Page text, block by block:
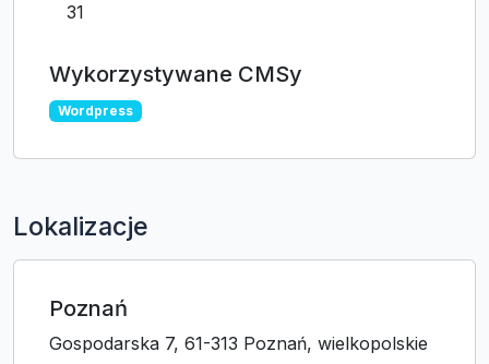
31
Wykorzystywane CMSy
Wordpress
Lokalizacje
Poznań
Gospodarska 7, 61-313 Poznań, wielkopolskie